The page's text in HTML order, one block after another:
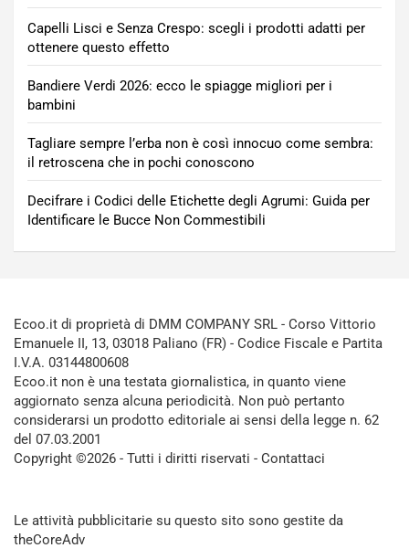
Capelli Lisci e Senza Crespo: scegli i prodotti adatti per
ottenere questo effetto
Bandiere Verdi 2026: ecco le spiagge migliori per i
bambini
Tagliare sempre l’erba non è così innocuo come sembra:
il retroscena che in pochi conoscono
Decifrare i Codici delle Etichette degli Agrumi: Guida per
Identificare le Bucce Non Commestibili
Ecoo.it di proprietà di DMM COMPANY SRL - Corso Vittorio
Emanuele II, 13, 03018 Paliano (FR) - Codice Fiscale e Partita
I.V.A. 03144800608
Ecoo.it non è una testata giornalistica, in quanto viene
aggiornato senza alcuna periodicità. Non può pertanto
considerarsi un prodotto editoriale ai sensi della legge n. 62
del 07.03.2001
Copyright ©2026 - Tutti i diritti riservati - Contattaci
Le attività pubblicitarie su questo sito sono gestite da
theCoreAdv